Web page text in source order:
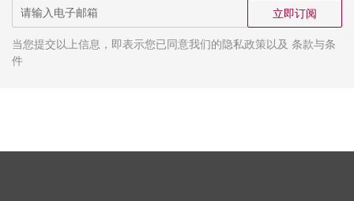
立即订阅
当您提交以上信息，即表示您已同意我们的隐私政策以及 条款与条
件